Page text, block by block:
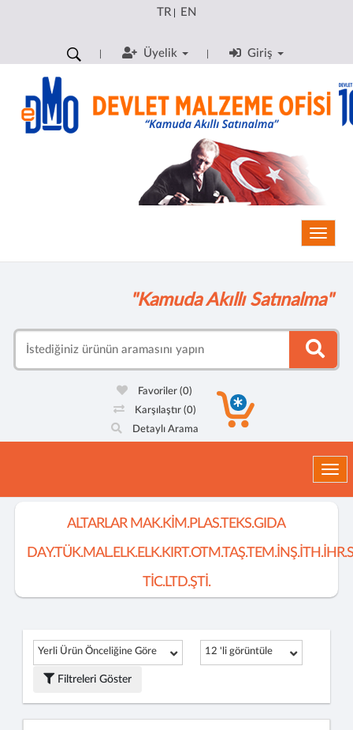
TR| EN
Üyelik Giriş
"Kamuda Akıllı Satınalma"
Favoriler(0)
Karşılaştır (0)
Detaylı Arama
ALTARLAR MAK.KİM.PLAS.TEKS.GIDA
TİC.LTD.ŞTİ.
Yerli Ürün Önceliğine Göre 12 'li görüntüle
Filtreleri Göster